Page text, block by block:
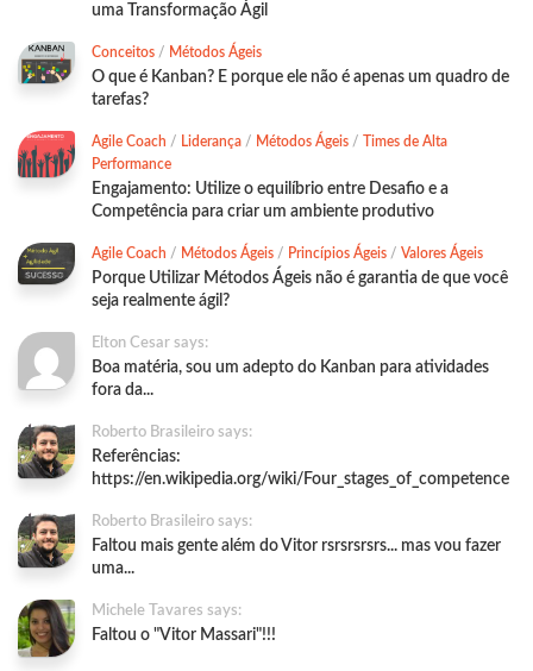
uma Transformação Ágil
Conceitos / Métodos Ágeis
O que é Kanban? E porque ele não é apenas um quadro de
tarefas?
Agile Coach / Liderança / Métodos Ágeis / Times de Alta
Performance
Engajamento: Utilize o equilíbrio entre Desafio e a
Competência para criar um ambiente produtivo
Agile Coach / Métodos Ágeis / Princípios Ágeis / Valores Ágeis
Porque Utilizar Métodos Ágeis não é garantia de que você
seja realmente ágil?
Elton Cesar says:
Boa matéria, sou um adepto do Kanban para atividades
fora da...
Roberto Brasileiro says:
Referências:
https://en.wikipedia.org/wiki/Four_stages_of_competence
Roberto Brasileiro says:
Faltou mais gente além do Vitor rsrsrsrsrs... mas vou fazer
uma...
Michele Tavares says:
Faltou o "Vitor Massari"!!!